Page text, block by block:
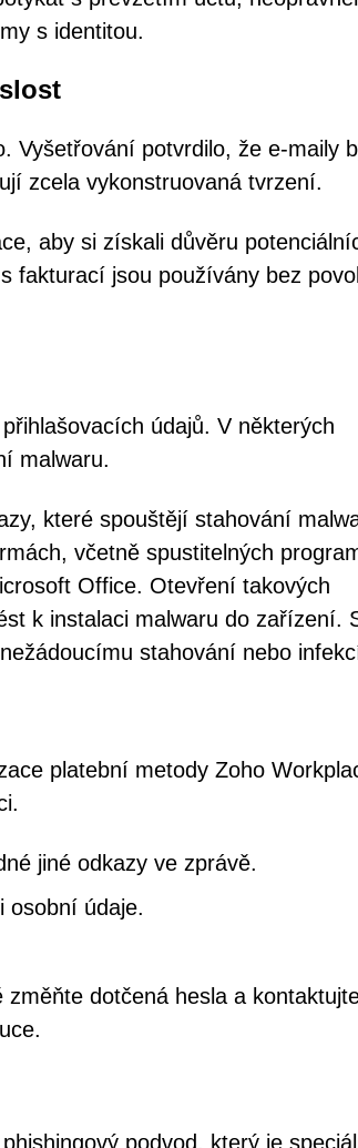
s identitou.
Vyšetřování potvrdilo, že e-maily
zcela vykonstruovaná tvrzení.
aby si získali důvěru
fakturací jsou používány bez
údajů. V některých
malwaru.
které spouštějí stahování
včetně spustitelných
Office. Otevření takových
k instalaci malwaru do zařízení.
stahování nebo
platební metody Zoho
jiné odkazy ve zprávě.
osobní údaje.
dotčená hesla a
podvod, který je